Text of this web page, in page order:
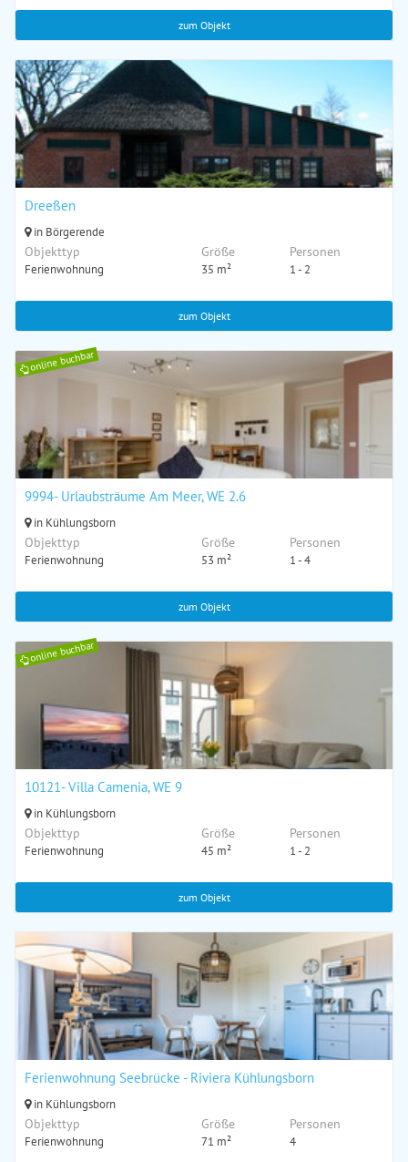
zum Objekt
Dreeßen
in Börgerende
Objekttyp
Ferienwohnung
Größe
35 m²
Personen
1 - 2
zum Objekt
online buchbar
9994- Urlaubsträume Am Meer, WE 2.6
in Kühlungsborn
Objekttyp
Ferienwohnung
Größe
53 m²
Personen
1 - 4
zum Objekt
online buchbar
10121- Villa Camenia, WE 9
in Kühlungsborn
Objekttyp
Ferienwohnung
Größe
45 m²
Personen
1 - 2
zum Objekt
Ferienwohnung Seebrücke - Riviera Kühlungsborn
in Kühlungsborn
Objekttyp
Ferienwohnung
Größe
71 m²
Personen
4